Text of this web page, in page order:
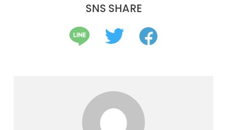
SNS SHARE